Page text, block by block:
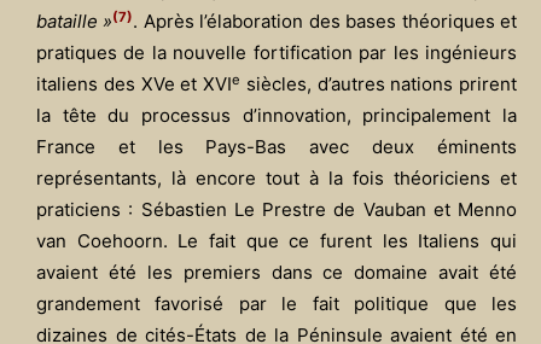
bataille »(7). Après l’élaboration des bases théoriques et
pratiques de la nouvelle fortification par les ingénieurs
italiens des XVe et XVIe siècles, d’autres nations prirent
la tête du processus d’innovation, principalement la
France et les Pays-Bas avec deux éminents
représentants, là encore tout à la fois théoriciens et
praticiens : Sébastien Le Prestre de Vauban et Menno
van Coehoorn. Le fait que ce furent les Italiens qui
avaient été les premiers dans ce domaine avait été
grandement favorisé par le fait politique que les
dizaines de cités-États de la Péninsule avaient été en